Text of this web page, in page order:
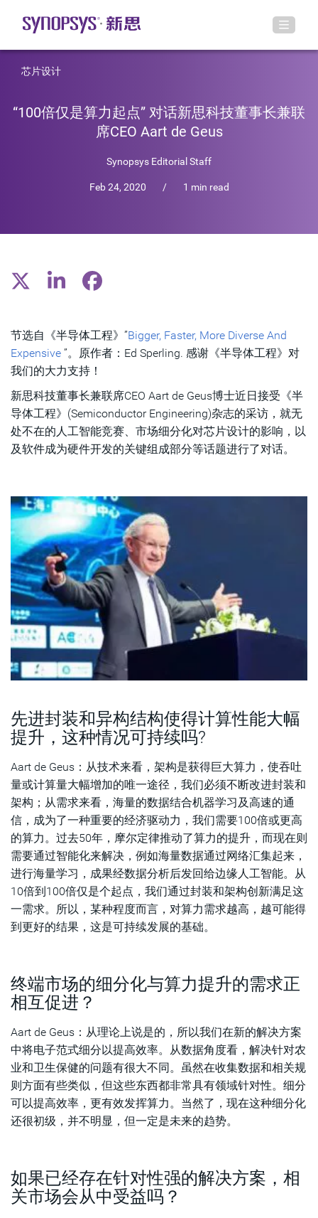
芯片设计
“100倍仅是算力起点” 对话新思科技董事长兼联
席CEO Aart de Geus
Synopsys Editorial Staff
Feb 24, 2020 / 1 min read
节选自《半导体工程》”Bigger, Faster, More Diverse And
Expensive ”。原作者：Ed Sperling. 感谢《半导体工程》对
我们的大力支持！
新思科技董事长兼联席CEO Aart de Geus博士近日接受《半
导体工程》(Semiconductor Engineering)杂志的采访，就无
处不在的人工智能竞赛、市场细分化对芯片设计的影响，以
及软件成为硬件开发的关键组成部分等话题进行了对话。
先进封装和异构结构使得计算性能大幅
提升，这种情况可持续吗?
Aart de Geus：从技术来看，架构是获得巨大算力，使吞吐
量或计算量大幅增加的唯一途径，我们必须不断改进封装和
架构；从需求来看，海量的数据结合机器学习及高速的通
信，成为了一种重要的经济驱动力，我们需要100倍或更高
的算力。过去50年，摩尔定律推动了算力的提升，而现在则
需要通过智能化来解决，例如海量数据通过网络汇集起来，
进行海量学习，成果经数据分析后发回给边缘人工智能。从
10倍到100倍仅是个起点，我们通过封装和架构创新满足这
一需求。所以，某种程度而言，对算力需求越高，越可能得
到更好的结果，这是可持续发展的基础。
终端市场的细分化与算力提升的需求正
相互促进？
Aart de Geus：从理论上说是的，所以我们在新的解决方案
中将电子范式细分以提高效率。从数据角度看，解决针对农
业和卫生保健的问题有很大不同。虽然在收集数据和相关规
则方面有些类似，但这些东西都非常具有领域针对性。细分
可以提高效率，更有效发挥算力。当然了，现在这种细分化
还很初级，并不明显，但一定是未来的趋势。
如果已经存在针对性强的解决方案，相
关市场会从中受益吗？